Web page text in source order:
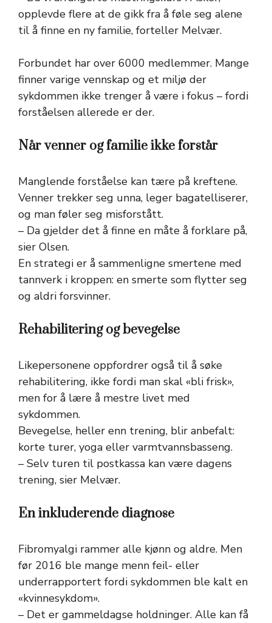
opplevde flere at de gikk fra å føle seg alene
til å finne en ny familie, forteller Melvær.
Forbundet har over 6000 medlemmer. Mange
finner varige vennskap og et miljø der
sykdommen ikke trenger å være i fokus – fordi
forståelsen allerede er der.
Når venner og familie ikke forstår
Manglende forståelse kan tære på kreftene.
Venner trekker seg unna, leger bagatelliserer,
og man føler seg misforstått.
– Da gjelder det å finne en måte å forklare på,
sier Olsen.
En strategi er å sammenligne smertene med
tannverk i kroppen: en smerte som flytter seg
og aldri forsvinner.
Rehabilitering og bevegelse
Likepersonene oppfordrer også til å søke
rehabilitering, ikke fordi man skal «bli frisk»,
men for å lære å mestre livet med
sykdommen.
Bevegelse, heller enn trening, blir anbefalt:
korte turer, yoga eller varmtvannsbasseng.
– Selv turen til postkassa kan være dagens
trening, sier Melvær.
En inkluderende diagnose
Fibromyalgi rammer alle kjønn og aldre. Men
før 2016 ble mange menn feil- eller
underrapportert fordi sykdommen ble kalt en
«kvinnesykdom».
– Det er gammeldagse holdninger. Alle kan få